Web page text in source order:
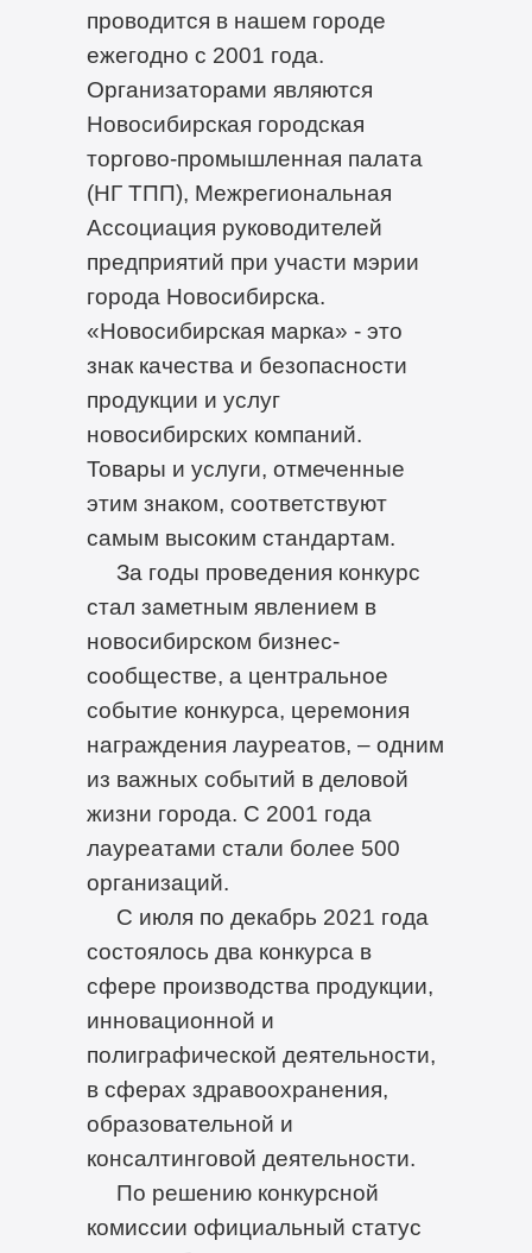
проводится в нашем городе
ежегодно с 2001 года.
Организаторами являются
Новосибирская городская
торгово-промышленная палата
(НГ ТПП), Межрегиональная
Ассоциация руководителей
предприятий при участи мэрии
города Новосибирска.
«Новосибирская марка» - это
знак качества и безопасности
продукции и услуг
новосибирских компаний.
Товары и услуги, отмеченные
этим знаком, соответствуют
самым высоким стандартам.
За годы проведения конкурс
стал заметным явлением в
новосибирском бизнес-
сообществе, а центральное
событие конкурса, церемония
награждения лауреатов, – одним
из важных событий в деловой
жизни города. С 2001 года
лауреатами стали более 500
организаций.
С июля по декабрь 2021 года
состоялось два конкурса в
сфере производства продукции,
инновационной и
полиграфической деятельности,
в сферах здравоохранения,
образовательной и
консалтинговой деятельности.
По решению конкурсной
комиссии официальный статус